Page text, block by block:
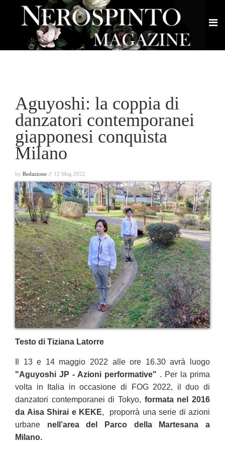
Aguyoshi: la coppia di
danzatori contemporanei
giapponesi conquista
Milano
by Redazione ⁄ 12 Mag 2022
Testo di Tiziana Latorre
Il 13 e 14 maggio 2022 alle ore 16.30 avrà luogo
"Aguyoshi JP - Azioni performative" . Per la prima
volta in Italia in occasione di FOG 2022, il duo di
danzatori contemporanei di Tokyo, formata nel 2016
da Aisa Shirai e KEKE, proporrà una serie di azioni
urbane nell’area del Parco della Martesana a
Milano.